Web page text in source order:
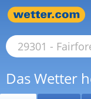
Das Wetter